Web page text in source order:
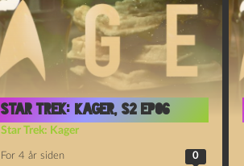
Star Trek: Kager, S2 Ep06
Star Trek: Kager
For 4 år siden 0